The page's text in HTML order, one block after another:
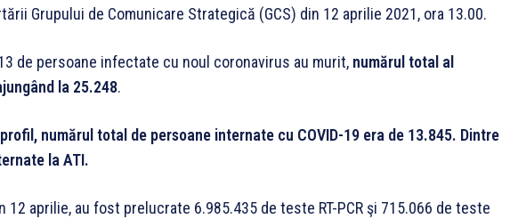
Grupului de Comunicare Strategică (GCS) din 12 aprilie 2021, ora 13.00.
de persoane infectate cu noul coronavirus au murit, numărul total al
la 25.248.
numărul total de persoane internate cu COVID-19 era de 13.845. Dintre
la ATI.
12 aprilie, au fost prelucrate 6.985.435 de teste RT-PCR şi 715.066 de teste